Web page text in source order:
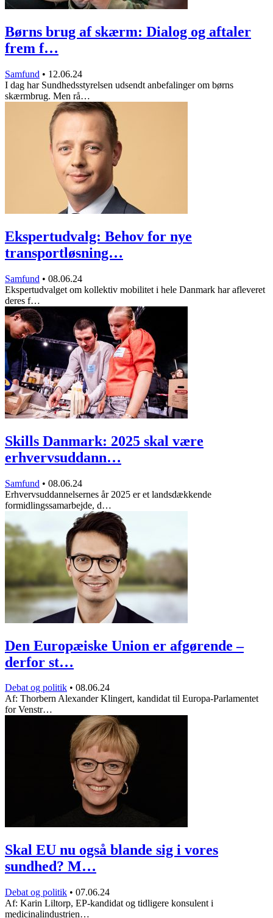
Børns brug af skærm: Dialog og aftaler
frem f…
Samfund • 12.06.24
I dag har Sundhedsstyrelsen udsendt anbefalinger om børns
skærmbrug. Men rå…
Ekspertudvalg: Behov for nye
transportløsning…
Samfund • 08.06.24
Ekspertudvalget om kollektiv mobilitet i hele Danmark har afleveret
deres f…
Skills Danmark: 2025 skal være
erhvervsuddann…
Samfund • 08.06.24
Erhvervsuddannelsernes år 2025 er et landsdækkende
formidlingssamarbejde, d…
Den Europæiske Union er afgørende –
derfor st…
Debat og politik • 08.06.24
Af: Thorbern Alexander Klingert, kandidat til Europa-Parlamentet
for Venstr…
Skal EU nu også blande sig i vores
sundhed? M…
Debat og politik • 07.06.24
Af: Karin Liltorp, EP-kandidat og tidligere konsulent i
medicinalindustrien…